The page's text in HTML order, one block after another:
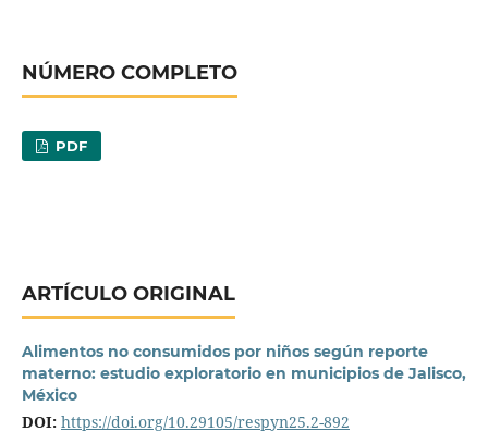
NÚMERO COMPLETO
PDF
ARTÍCULO ORIGINAL
Alimentos no consumidos por niños según reporte
materno: estudio exploratorio en municipios de Jalisco,
México
DOI: https://doi.org/10.29105/respyn25.2-892